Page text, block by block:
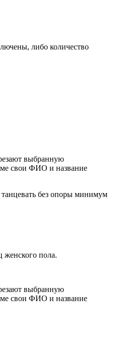
либо количество
выбранную
свои ФИО и название
без опоры минимум
женского пола.
выбранную
свои ФИО и название